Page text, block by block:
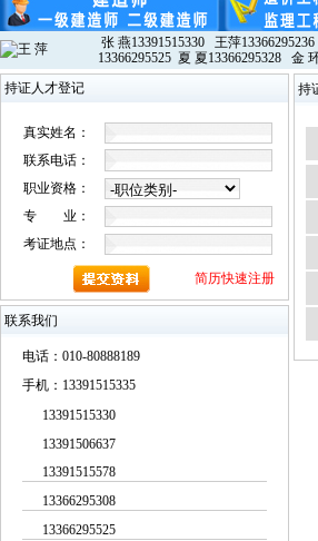
张 燕13391515330 王萍
13366295525 夏 夏13366295328 金
持证人才登记
真实姓名：
联系电话：
职业资格：
专 业：
考证地点：
简历快速注册
联系我们
电话：010-80888189
手机：13391515335
13391515330
13391506637
13391515578
13366295308
13366295525
持